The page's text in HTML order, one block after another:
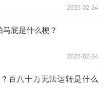
2026-02-24
屁是什么梗？
2026-02-24
百八十万无法运转‌是什么